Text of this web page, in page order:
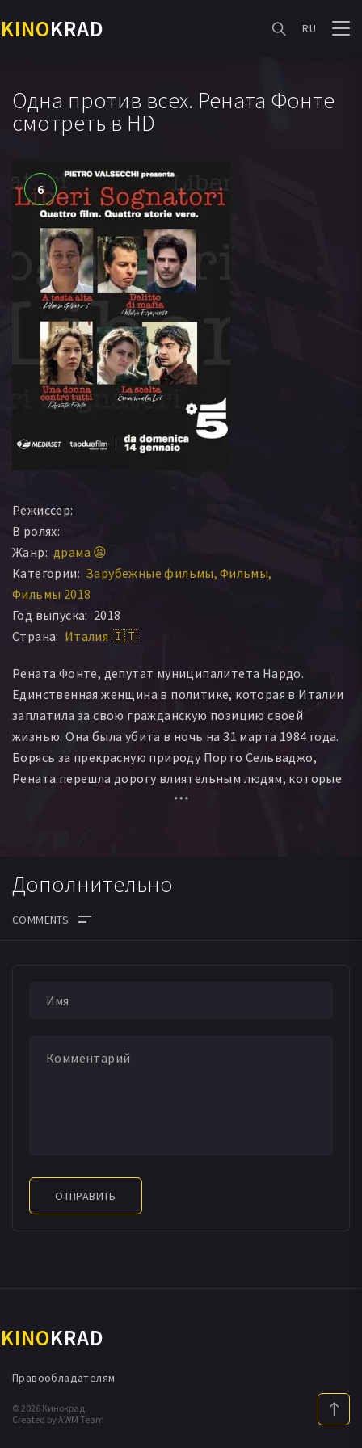
KINOKRAD RU
Одна против всех. Рената Фонте
смотреть в HD
6
Режиссер:
В ролях:
Жанр: драма 😫
Категории: Зарубежные фильмы Фильмы
Фильмы 2018
Год выпуска: 2018
Страна: Италия 🇮🇹
Рената Фонте, депутат муниципалитета Нардо.
Единственная женщина в политике, которая в Италии
заплатила за свою гражданскую позицию своей
жизнью. Она была убита в ночь на 31 марта 1984 года.
Борясь за прекрасную природу Порто Сельваджо,
Рената перешла дорогу влиятельным людям, которые
мечтали застроить побережье.
Дополнительно
ОТПРАВИТЬ
KINOKRAD
© 2026 Кинокрад
Created by AWM Team
Правообладателям